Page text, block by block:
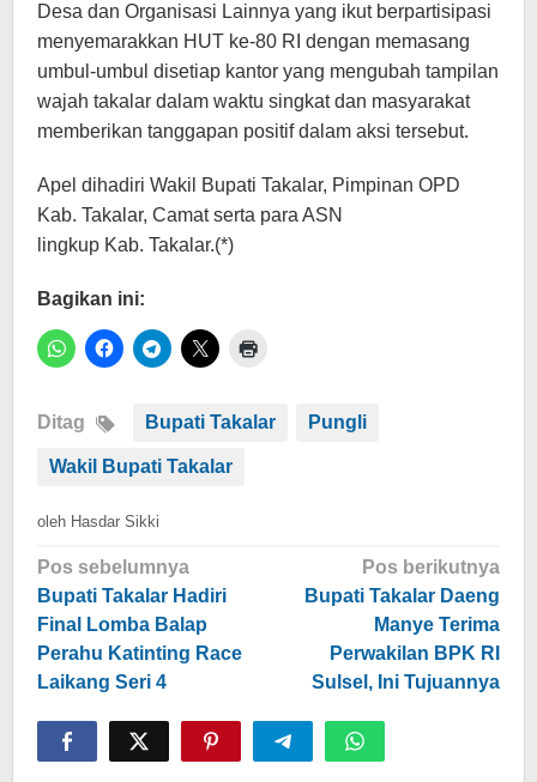
Desa dan Organisasi Lainnya yang ikut berpartisipasi
menyemarakkan HUT ke-80 RI dengan memasang
umbul-umbul disetiap kantor yang mengubah tampilan
wajah takalar dalam waktu singkat dan masyarakat
memberikan tanggapan positif dalam aksi tersebut.
Apel dihadiri Wakil Bupati Takalar, Pimpinan OPD
Kab. Takalar, Camat serta para ASN
lingkup Kab. Takalar.(*)
Bagikan ini:
Ditag Bupati Takalar Pungli
Wakil Bupati Takalar
oleh Hasdar Sikki
Navigasi
pos
Pos sebelumnya
Bupati Takalar Hadiri
Final Lomba Balap
Perahu Katinting Race
Laikang Seri 4
Pos berikutnya
Bupati Takalar Daeng
Manye Terima
Perwakilan BPK RI
Sulsel, Ini Tujuannya